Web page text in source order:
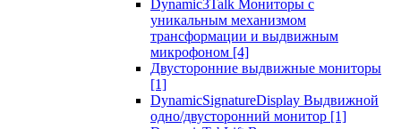
Dynamic3Talk Мониторы с
уникальным механизмом
трансформации и выдвижным
микрофоном [4]
Двусторонние выдвижные мониторы
[1]
DynamicSignatureDisplay Выдвижной
одно/двусторонний монитор [1]